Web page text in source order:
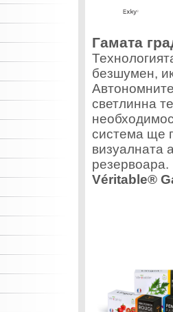
Гамата
безшумен,
светлинна
система ще
визуалната
резервоара.
Véritable®